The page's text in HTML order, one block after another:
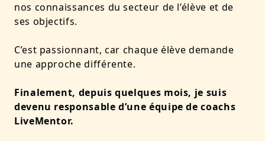
nos connaissances du secteur de l’élève et de
ses objectifs.
C’est passionnant, car chaque élève demande
une approche différente.
Finalement, depuis quelques mois, je suis
devenu responsable d’une équipe de coachs
LiveMentor.